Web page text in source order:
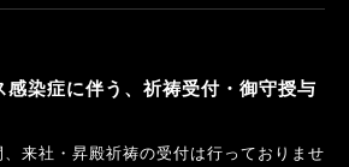
感染症に伴う、祈祷受付・御守授与
、来社・昇殿祈祷の受付は行っておりませ